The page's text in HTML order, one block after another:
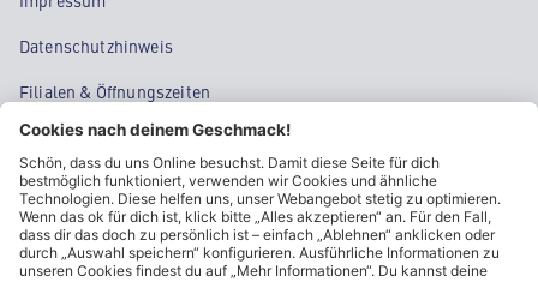
Datenschutzhinweis
Filialen & Öffnungszeiten
Kontakt
Cookie-Einstellungen
Kundeninformationen